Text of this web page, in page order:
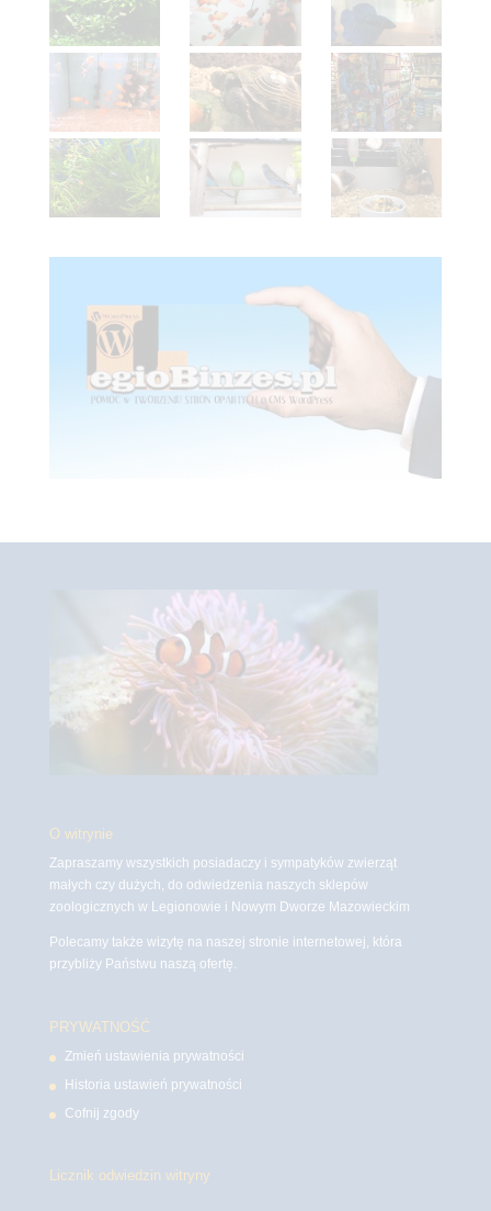
O witrynie
Zapraszamy wszystkich posiadaczy i sympatyków zwierząt
małych czy dużych, do odwiedzenia naszych sklepów
zoologicznych w Legionowie i Nowym Dworze Mazowieckim
Polecamy także wizytę na naszej stronie internetowej, która
przybliży Państwu naszą ofertę.
PRYWATNOŚĆ
Zmień ustawienia prywatności
Historia ustawień prywatności
Cofnij zgody
Licznik odwiedzin witryny